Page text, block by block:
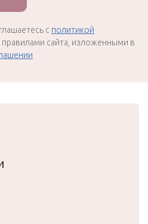
с политикой
правилами сайта, изложенными в